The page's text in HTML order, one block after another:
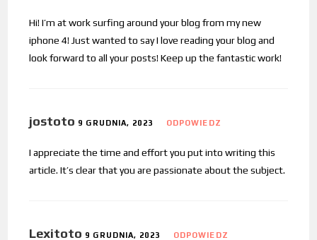
Hi! I’m at work surfing around your blog from my new
iphone 4! Just wanted to say I love reading your blog and
look forward to all your posts! Keep up the fantastic work!
jostoto 9 GRUDNIA, 2023 ODPOWIEDZ
I appreciate the time and effort you put into writing this
article. It’s clear that you are passionate about the subject.
Lexitoto 9 GRUDNIA, 2023 ODPOWIEDZ